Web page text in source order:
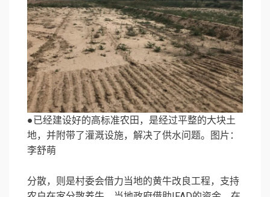
●已经建设好的高标准农田，是经过平整的大块土
地，并附带了灌溉设施，解决了供水问题。图片：
李舒萌
分散，则是村委会借力当地的黄牛改良工程，支持